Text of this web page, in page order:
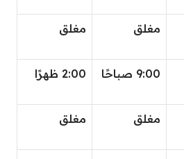
مغلق مغلق
9:00 صباحًا 2:00 ظهرًا
مغلق مغلق